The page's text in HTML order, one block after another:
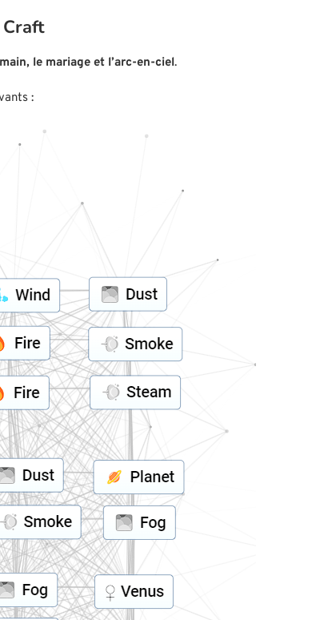
le mariage et l’arc-en-ciel.
: